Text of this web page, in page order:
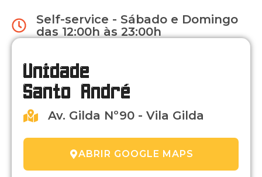
Self-service - Sábado e Domingo
das 12:00h às 23:00h
Unidade
Santo André
Av. Gilda Nº90 - Vila Gilda
ABRIR GOOGLE MAPS